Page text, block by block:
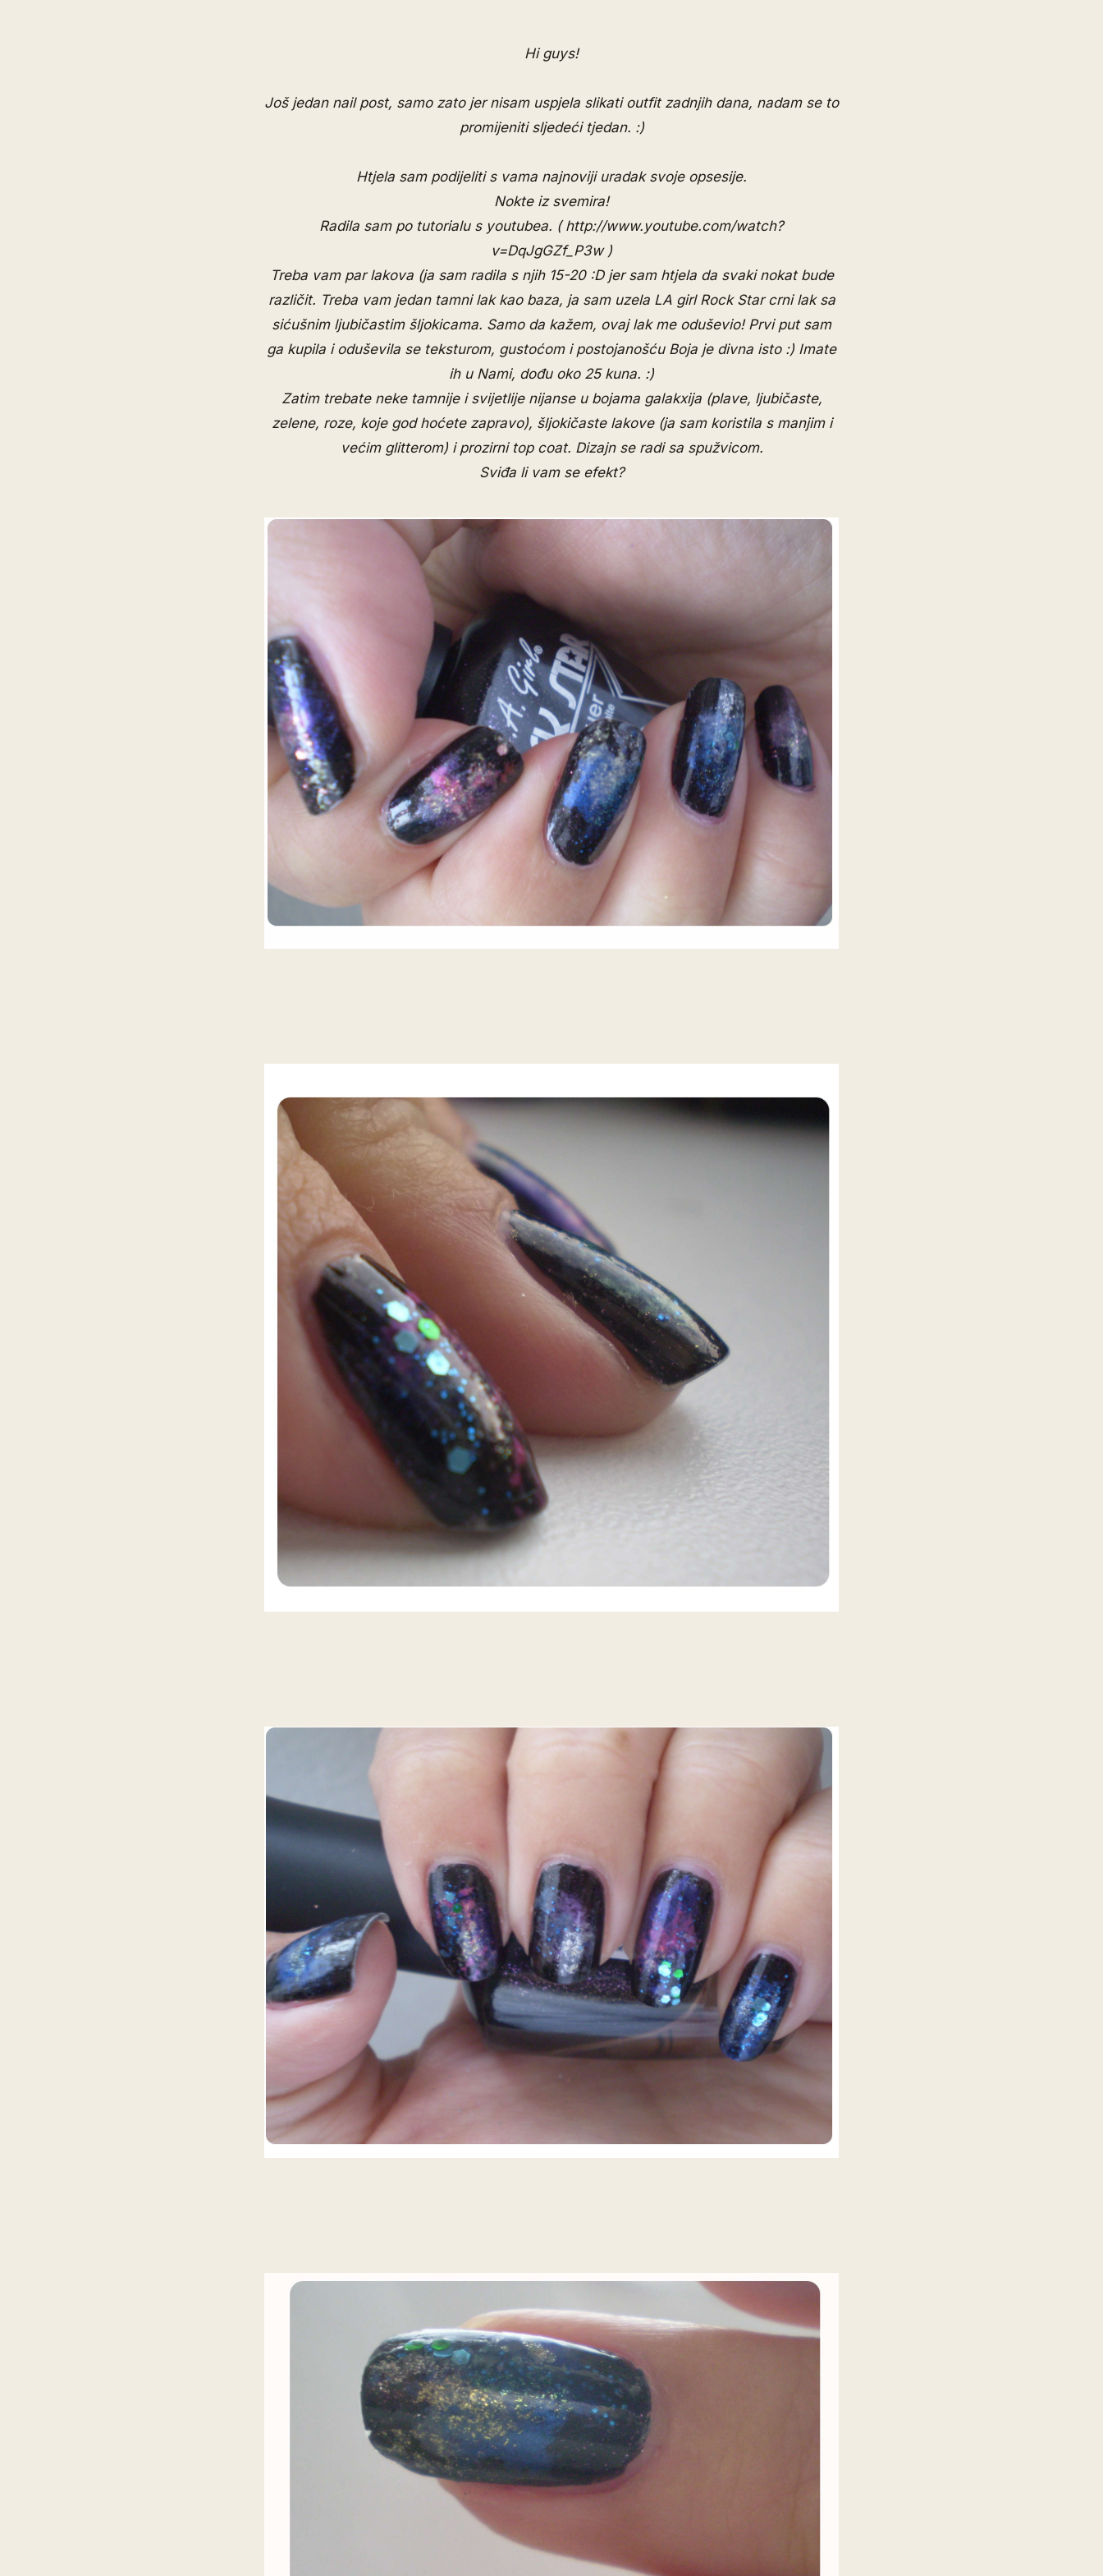
Hi guys!
Još jedan nail post, samo zato jer nisam uspjela slikati outfit zadnjih dana, nadam se to
promijeniti sljedeći tjedan. :)
Htjela sam podijeliti s vama najnoviji uradak svoje opsesije.
Nokte iz svemira!
Radila sam po tutorialu s youtubea. (http://www.youtube.com/watch?
v=DqJgGZf_P3w)
Treba vam par lakova (ja sam radila s njih 15-20 :D jer sam htjela da svaki nokat bude
različit. Treba vam jedan tamni lak kao baza, ja sam uzela LA girl Rock Star crni lak sa
sićušnim ljubičastim šljokicama. Samo da kažem, ovaj lak me oduševio! Prvi put sam
ga kupila i oduševila se teksturom, gustoćom i postojanošću Boja je divna isto :) Imate
ih u Nami, dođu oko 25 kuna. :)
Zatim trebate neke tamnije i svijetlije nijanse u bojama galakxija (plave, ljubičaste,
zelene, roze, koje god hoćete zapravo), šljokičaste lakove (ja sam koristila s manjim i
većim glitterom) i prozirni top coat. Dizajn se radi sa spužvicom.
Sviđa li vam se efekt?